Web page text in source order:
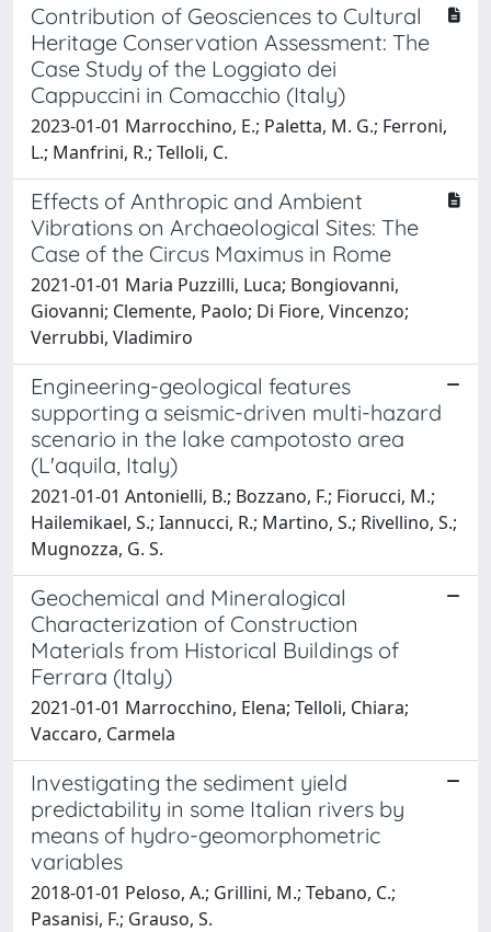
Contribution of Geosciences to Cultural
Heritage Conservation Assessment: The
Case Study of the Loggiato dei
Cappuccini in Comacchio (Italy)
2023-01-01 Marrocchino, E.; Paletta, M. G.; Ferroni,
L.; Manfrini, R.; Telloli, C.
Effects of Anthropic and Ambient
Vibrations on Archaeological Sites: The
Case of the Circus Maximus in Rome
2021-01-01 Maria Puzzilli, Luca; Bongiovanni,
Giovanni; Clemente, Paolo; Di Fiore, Vincenzo;
Verrubbi, Vladimiro
Engineering-geological features
supporting a seismic-driven multi-hazard
scenario in the lake campotosto area
(L'aquila, Italy)
2021-01-01 Antonielli, B.; Bozzano, F.; Fiorucci, M.;
Hailemikael, S.; Iannucci, R.; Martino, S.; Rivellino, S.;
Mugnozza, G. S.
Geochemical and Mineralogical
Characterization of Construction
Materials from Historical Buildings of
Ferrara (Italy)
2021-01-01 Marrocchino, Elena; Telloli, Chiara;
Vaccaro, Carmela
Investigating the sediment yield
predictability in some Italian rivers by
means of hydro-geomorphometric
variables
2018-01-01 Peloso, A.; Grillini, M.; Tebano, C.;
Pasanisi, F.; Grauso, S.